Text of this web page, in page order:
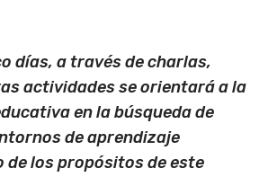
días, a través de charlas,
actividades se orientará a la
en la búsqueda de
de aprendizaje
de los propósitos de este